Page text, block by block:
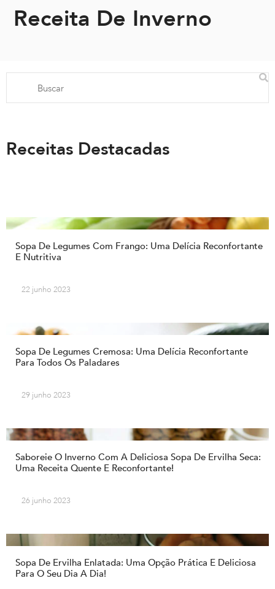
Receita De Inverno
Receitas Destacadas
Sopa De Legumes Com Frango: Uma Delícia Reconfortante
E Nutritiva
22 junho 2023
Sopa De Legumes Cremosa: Uma Delícia Reconfortante
Para Todos Os Paladares
29 junho 2023
Saboreie O Inverno Com A Deliciosa Sopa De Ervilha Seca:
Uma Receita Quente E Reconfortante!
26 junho 2023
Sopa De Ervilha Enlatada: Uma Opção Prática E Deliciosa
Para O Seu Dia A Dia!